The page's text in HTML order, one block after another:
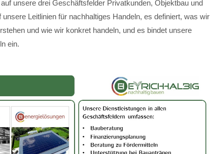
unsere drei Geschäftsfelder Privatkunden, Objektbau und
Leitlinien für nachhaltiges Handeln, es definiert, was wir
und wie wir konkret handeln, und es bindet unsere
ein.